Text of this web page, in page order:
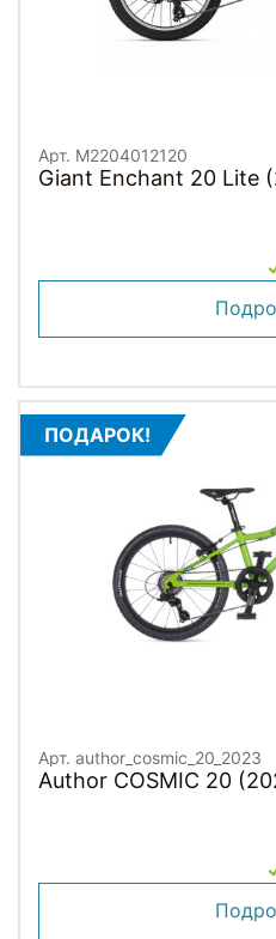
Арт. M2204012120
ПОДАРОК!
Арт. author_cosmic_20_2023
Author COSMIC 20